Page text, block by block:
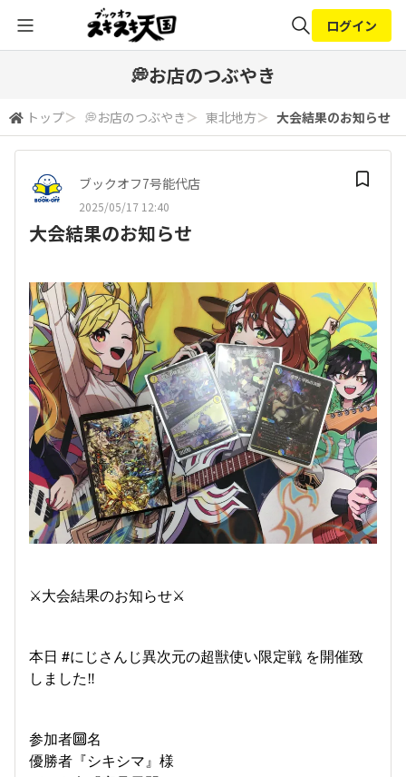
検索
ログイン
💭お店のつぶやき
トップ＞ 💭お店のつぶやき ＞ 東北地方＞ 大会結果のお知らせ
ブックオフ7号能代店
2025/05/17 12:40
大会結果のお知らせ
⚔️大会結果のお知らせ⚔️
本日 #にじさんじ異次元の超獣使い限定戦 を開催致
しました‼️
参加者🔟名
優勝者『シキシマ』様